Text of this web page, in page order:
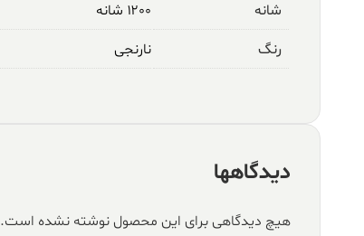
شانه
۱۲۰۰ شانه
رنگ
نارنجی
دیدگاهها
هیچ دیدگاهی برای این محصول نوشته نشده است.